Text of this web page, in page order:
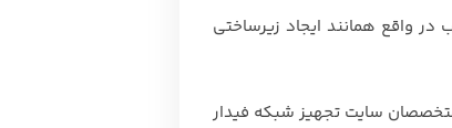
واقع همانند ایجاد زیرساختی
متخصصان سایت تجهیز شبکه فیدار